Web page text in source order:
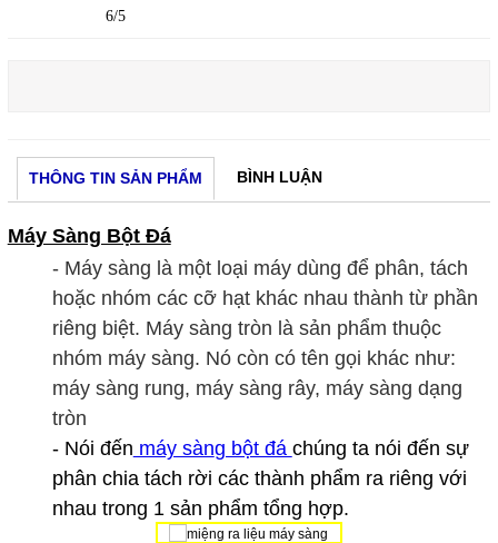
6/5
THÔNG TIN SẢN PHẨM BÌNH LUẬN
Máy Sàng Bột Đá
- Máy sàng là một loại máy dùng để phân, tách
hoặc nhóm các cỡ hạt khác nhau thành từ phần
riêng biệt. Máy sàng tròn là sản phẩm thuộc
nhóm máy sàng. Nó còn có tên gọi khác như:
máy sàng rung, máy sàng rây, máy sàng dạng
tròn
- Nói đến máy sàng bột đá chúng ta nói đến sự
phân chia tách rời các thành phẩm ra riêng với
nhau trong 1 sản phẩm tổng hợp.